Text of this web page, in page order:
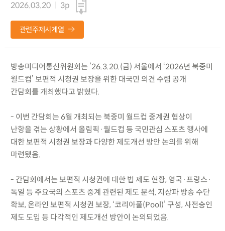
2026.03.20
3p
관련주제시계열
방송미디어통신위원회는 ’26.3.20.(금) 서울에서 ‘2026년 북중미
월드컵’ 보편적 시청권 보장을 위한 대국민 의견 수렴 공개
간담회를 개최했다고 밝혔다.
- 이번 간담회는 6월 개최되는 북중미 월드컵 중계권 협상이
난항을 겪는 상황에서 올림픽·월드컵 등 국민관심 스포츠 행사에
대한 보편적 시청권 보장과 다양한 제도개선 방안 논의를 위해
마련됐음.
- 간담회에서는 보편적 시청권에 대한 법 제도 현황, 영국·프랑스·
독일 등 주요국의 스포츠 중계 관련된 제도 분석, 지상파 방송 수단
확보, 온라인 보편적 시청권 보장, ‘코리아풀(Pool)’ 구성, 사전승인
제도 도입 등 다각적인 제도개선 방안이 논의되었음.